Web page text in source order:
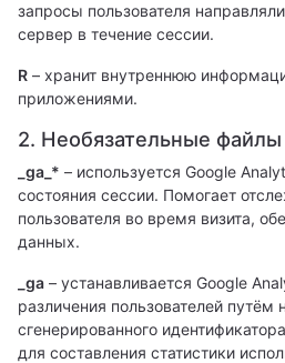
запросы пользователя
сервер в течение сессии.
R – хранит внутреннюю
приложениями.
2. Необязательные
_ga_* – используется Google
состояния сессии. Помогает
пользователя во время визита,
данных.
_ga – устанавливается Google
различения пользователей путём
сгенерированного
для составления статистики